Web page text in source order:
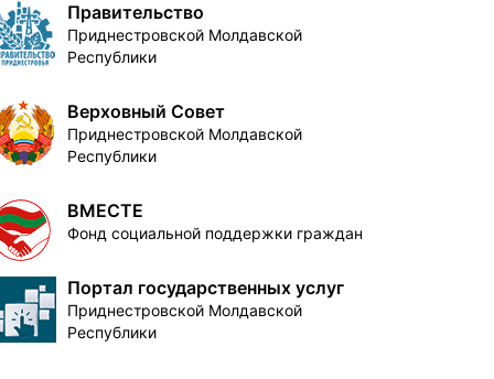
Правительство
Приднестровской Молдавской
Республики
Верховный Совет
Приднестровской Молдавской
Республики
ВМЕСТЕ
Фонд социальной поддержки граждан
Портал государственных услуг
Приднестровской Молдавской
Республики